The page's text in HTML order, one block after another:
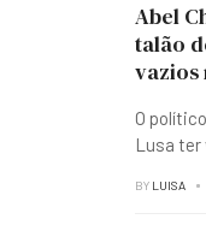
Abel
talão
vazios
O
Lusa ter
BY LUISA